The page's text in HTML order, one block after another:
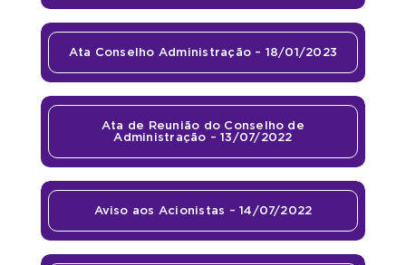
Ata Conselho Administração – 18/01/2023
Ata de Reunião do Conselho de
Administração – 13/07/2022
Aviso aos Acionistas – 14/07/2022